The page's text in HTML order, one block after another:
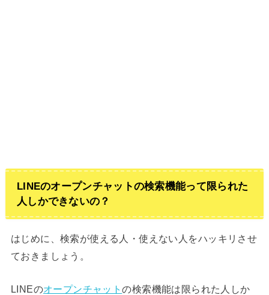
LINEのオープンチャットの検索機能って限られた
人しかできないの？
はじめに、検索が使える人・使えない人をハッキリさせ
ておきましょう。
LINEのオープンチャットの検索機能は限られた人しか